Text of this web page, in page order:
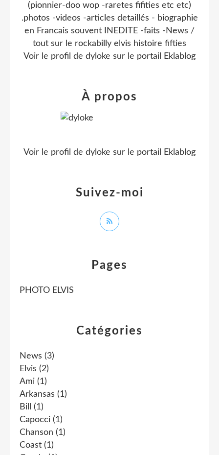
Catégories
News (3)
Elvis (2)
Ami (1)
Arkansas (1)
Bill
(1)
Capocci (1)
Chanson (1)
Coast (1)
Pages
PHOTO ELVIS
(pionnier-doo wop -raretes fifities etc etc)
.photos -videos -articles detaillés - biographie
en Francais souvent INEDITE -faits -News /
tout sur le rockabilly elvis histoire fifties
Voir le profil de dyloke sur le portail Eklablog
Suivez-moi
À propos
Voir le profil de dyloke sur le portail Eklablog